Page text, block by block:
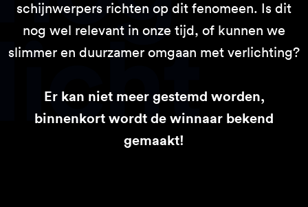
schijnwerpers richten op dit fenomeen. Is dit
nog wel relevant in onze tijd, of kunnen we
slimmer en duurzamer omgaan met verlichting?
Er kan niet meer gestemd worden,
binnenkort wordt de winnaar bekend
gemaakt!